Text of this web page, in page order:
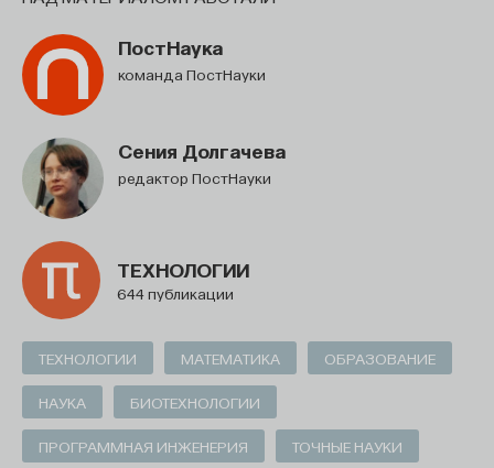
ПостНаука
команда ПостНауки
Сения Долгачева
редактор ПостНауки
ТЕХНОЛОГИИ
644 публикации
ТЕХНОЛОГИИ МАТЕМАТИКА ОБРАЗОВАНИЕ
НАУКА БИОТЕХНОЛОГИИ
ПРОГРАММНАЯ ИНЖЕНЕРИЯ ТОЧНЫЕ НАУКИ